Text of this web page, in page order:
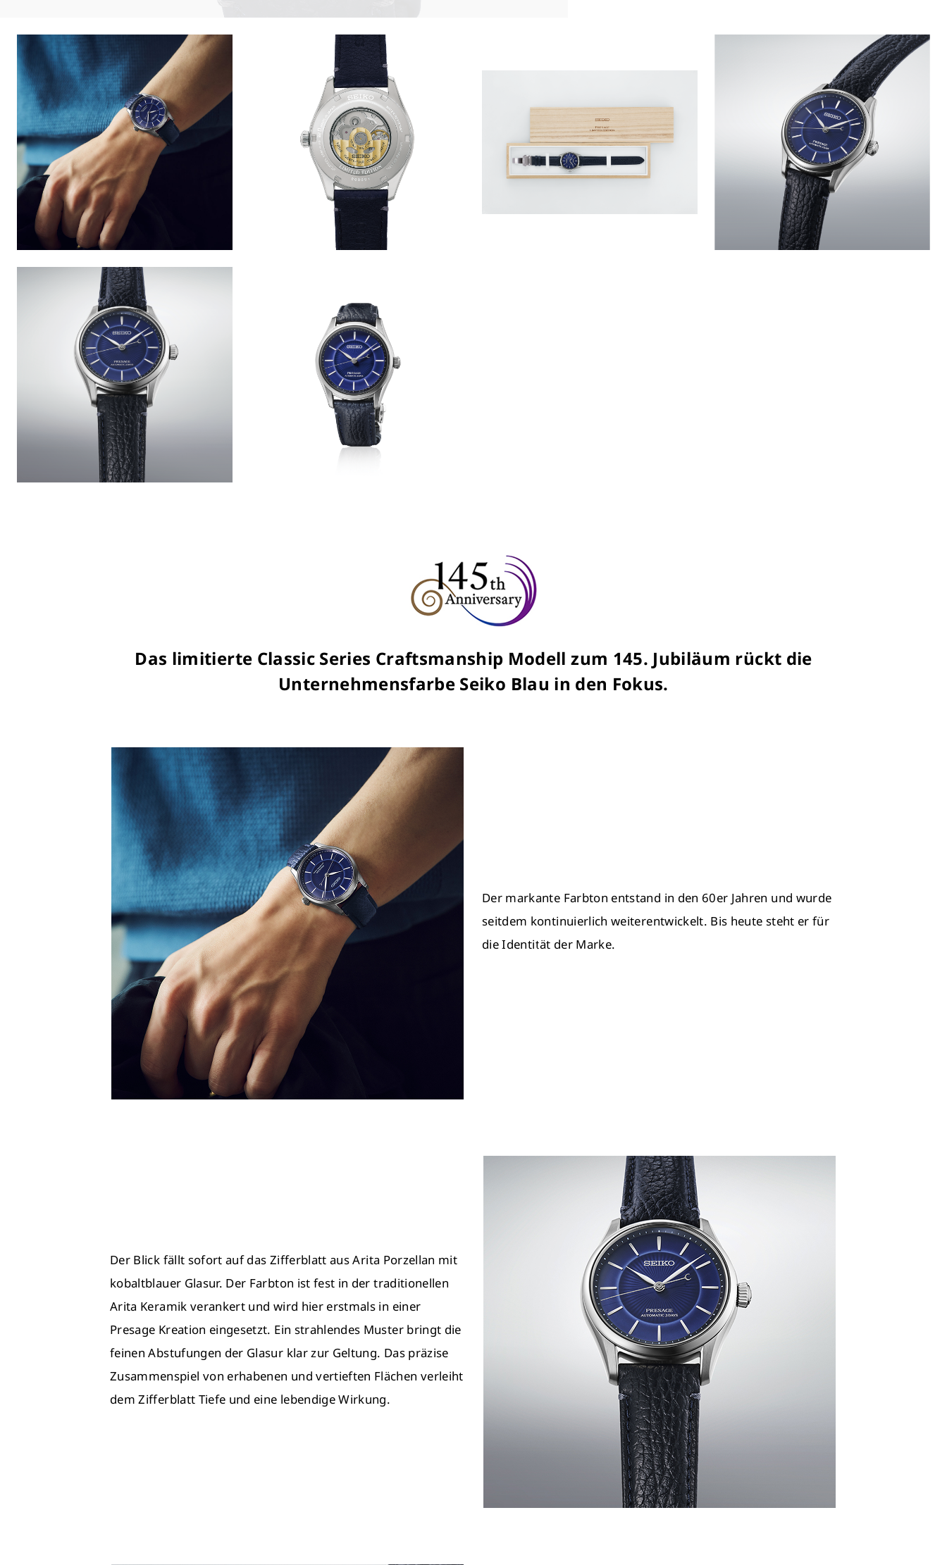
Das limitierte Classic Series Craftsmanship Modell zum 145. Jubiläum rückt die
Unternehmensfarbe Seiko Blau in den Fokus.
Der markante Farbton entstand in den 60er Jahren und wurde
seitdem kontinuierlich weiterentwickelt. Bis heute steht er für
die Identität der Marke.
Der Blick fällt sofort auf das Zifferblatt aus Arita Porzellan mit
kobaltblauer Glasur. Der Farbton ist fest in der traditionellen
Arita Keramik verankert und wird hier erstmals in einer
Presage Kreation eingesetzt. Ein strahlendes Muster bringt die
feinen Abstufungen der Glasur klar zur Geltung. Das präzise
Zusammenspiel von erhabenen und vertieften Flächen verleiht
dem Zifferblatt Tiefe und eine lebendige Wirkung.